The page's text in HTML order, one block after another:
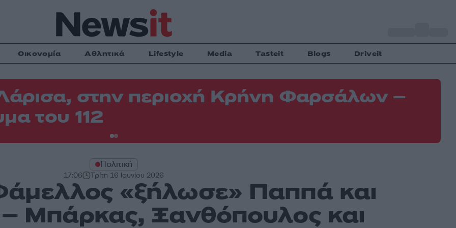
Οικονομία Αθλητικά Lifestyle Media Tasteit Blogs Driveit
στην περιοχή Κρήνη Φαρσάλων –
του 112
Πολιτική
17:06 Τρίτη 16 Ιουνίου 2026
«ξήλωσε» Παππά και
Μπάρκας, Ξανθόπουλος και